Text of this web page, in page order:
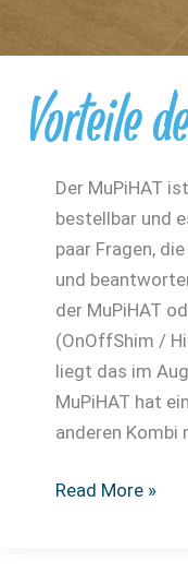
Vorteile
Der MuPiHAT
bestellbar und
paar Fragen,
und
der MuPiHAT
(OnOffShim /
liegt das im
MuPiHAT hat
anderen Kombi
Vorteile
Read More »